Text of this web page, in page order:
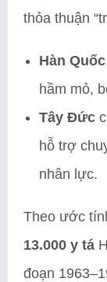
thỏa thuận
Hàn Quốc
hầm mỏ,
Tây Đức
hỗ trợ
nhân lực.
Theo ước
13.000 y tá
đoạn